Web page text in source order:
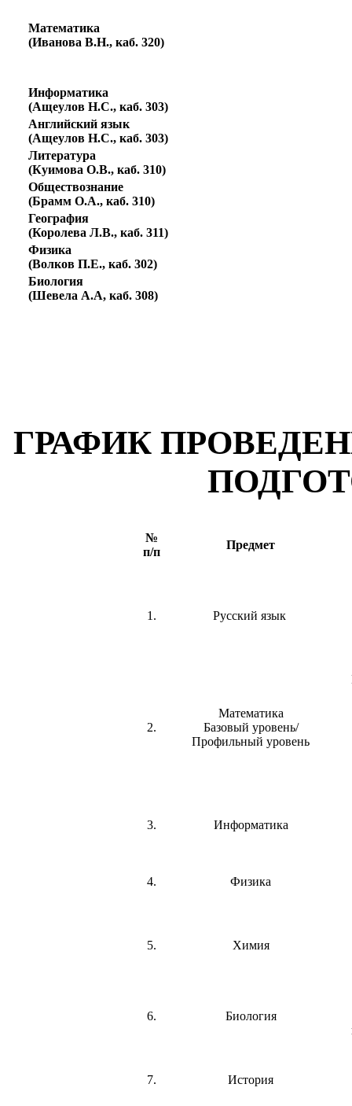
Математика
(Иванова В.Н., каб. 320)
Информатика
(Ащеулов Н.С., каб. 303)
Английский язык
(Ащеулов Н.С., каб. 303)
Литература
(Куимова О.В., каб. 310)
Обществознание
(Брамм О.А., каб. 310)
География
(Королева Л.В., каб. 311)
Физика
(Волков П.Е., каб. 302)
Биология
(Шевела А.А, каб. 308)
ГРАФИК
№
п/п
Предмет
1. Русский язык
2.
Математика
Базовый уровень/
Профильный уровень
3. Информатика
4. Физика
5. Химия
6.
Биология
7. История